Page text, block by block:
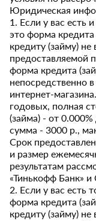
Юридическая
1. Если у вас есть
это форма
кредиту (займу) не
предоставляемой
форма кредита
непосредственно
интернет-
годовых, полная
(займа) - от
сумма - 3000 р.,
Срок
и размер
результатам
«Тинькофф Банк»
2. Если у вас есть
форма кредита
кредиту (займу) не